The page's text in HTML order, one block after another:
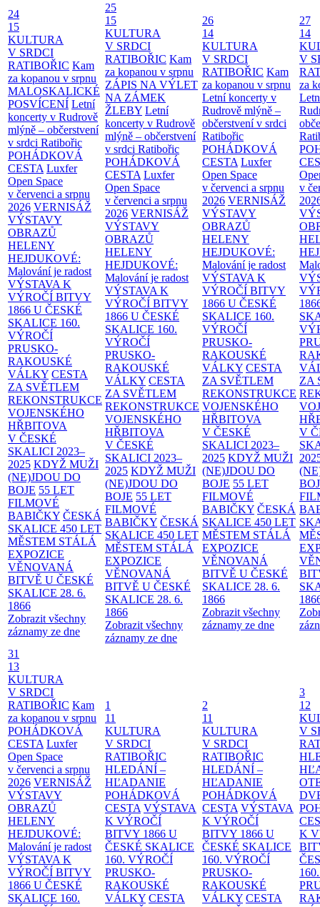
24
15
KULTURA
V SRDCI
RATIBOŘIC Kam
za kopanou v srpnu
MALOSKALICKÉ
POSVÍCENÍ Letní
koncerty v Rudrově
mlýně – občerstvení
v srdci Ratibořic
POHÁDKOVÁ
CESTA Luxfer
Open Space
v červenci a srpnu
2026 VERNISÁŽ
VÝSTAVY
OBRAZŮ
HELENY
HEJDUKOVÉ:
Malování je radost
VÝSTAVA K
VÝROČÍ BITVY
1866 U ČESKÉ
SKALICE 160.
VÝROČÍ
PRUSKO-
RAKOUSKÉ
VÁLKY CESTA
ZA SVĚTLEM
REKONSTRUKCE
VOJENSKÉHO
HŘBITOVA
V ČESKÉ
SKALICI 2023–
2025 KDYŽ MUŽI
(NE)JDOU DO
BOJE 55 LET
FILMOVÉ
BABIČKY ČESKÁ
SKALICE 450 LET
MĚSTEM STÁLÁ
EXPOZICE
VĚNOVANÁ
BITVĚ U ČESKÉ
SKALICE 28. 6.
1866
Zobrazit všechny
záznamy ze dne
25
15
KULTURA
V SRDCI
RATIBOŘIC Kam
za kopanou v srpnu
ZÁPIS NA VÝLET
NA ZÁMEK
ŽLEBY Letní
koncerty v Rudrově
mlýně – občerstvení
v srdci Ratibořic
POHÁDKOVÁ
CESTA Luxfer
Open Space
v červenci a srpnu
2026 VERNISÁŽ
VÝSTAVY
OBRAZŮ
HELENY
HEJDUKOVÉ:
Malování je radost
VÝSTAVA K
VÝROČÍ BITVY
1866 U ČESKÉ
SKALICE 160.
VÝROČÍ
PRUSKO-
RAKOUSKÉ
VÁLKY CESTA
ZA SVĚTLEM
REKONSTRUKCE
VOJENSKÉHO
HŘBITOVA
V ČESKÉ
SKALICI 2023–
2025 KDYŽ MUŽI
(NE)JDOU DO
BOJE 55 LET
FILMOVÉ
BABIČKY ČESKÁ
SKALICE 450 LET
MĚSTEM STÁLÁ
EXPOZICE
VĚNOVANÁ
BITVĚ U ČESKÉ
SKALICE 28. 6.
1866
Zobrazit všechny
záznamy ze dne
26
14
KULTURA
V SRDCI
RATIBOŘIC Kam
za kopanou v srpnu
Letní koncerty v
Rudrově mlýně –
občerstvení v srdci
Ratibořic
POHÁDKOVÁ
CESTA Luxfer
Open Space
v červenci a srpnu
2026 VERNISÁŽ
VÝSTAVY
OBRAZŮ
HELENY
HEJDUKOVÉ:
Malování je radost
VÝSTAVA K
VÝROČÍ BITVY
1866 U ČESKÉ
SKALICE 160.
VÝROČÍ
PRUSKO-
RAKOUSKÉ
VÁLKY CESTA
ZA SVĚTLEM
REKONSTRUKCE
VOJENSKÉHO
HŘBITOVA
V ČESKÉ
SKALICI 2023–
2025 KDYŽ MUŽI
(NE)JDOU DO
BOJE 55 LET
FILMOVÉ
BABIČKY ČESKÁ
SKALICE 450 LET
MĚSTEM STÁLÁ
EXPOZICE
VĚNOVANÁ
BITVĚ U ČESKÉ
SKALICE 28. 6.
1866
Zobrazit všechny
záznamy ze dne
27
14
V
za
v
ZA
V
31
13
KULTURA
V SRDCI
RATIBOŘIC Kam
za kopanou v srpnu
POHÁDKOVÁ
CESTA Luxfer
Open Space
v červenci a srpnu
2026 VERNISÁŽ
VÝSTAVY
OBRAZŮ
HELENY
HEJDUKOVÉ:
Malování je radost
VÝSTAVA K
VÝROČÍ BITVY
1866 U ČESKÉ
SKALICE 160.
1
11
KULTURA
V SRDCI
RATIBOŘIC
HLEDÁNÍ –
HĽADANIE
POHÁDKOVÁ
CESTA VÝSTAVA
K VÝROČÍ
BITVY 1866 U
ČESKÉ SKALICE
160. VÝROČÍ
PRUSKO-
RAKOUSKÉ
VÁLKY CESTA
2
11
KULTURA
V SRDCI
RATIBOŘIC
HLEDÁNÍ –
HĽADANIE
POHÁDKOVÁ
CESTA VÝSTAVA
K VÝROČÍ
BITVY 1866 U
ČESKÉ SKALICE
160. VÝROČÍ
PRUSKO-
RAKOUSKÉ
VÁLKY CESTA
3
12
V
K